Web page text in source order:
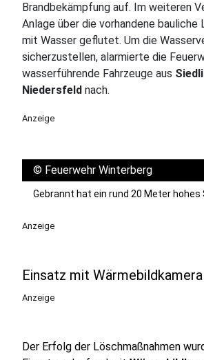
Brandbekämpfung auf. Im weiteren
Anlage über die vorhandene bauliche
mit Wasser geflutet. Um die
sicherzustellen, alarmierte die
wasserführende Fahrzeuge aus
Niedersfeld nach.
Anzeige
© Feuerwehr Winterberg
Gebrannt hat ein rund 20 Meter hohes
Anzeige
Einsatz mit
Anzeige
Der Erfolg der Löschmaßnahmen